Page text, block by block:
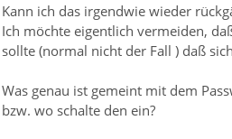
Kann ich das irgendwie wieder
Ich möchte eigentlich vermeiden,
sollte (normal nicht der Fall ) daß
Was genau ist gemeint mit dem
bzw. wo schalte den ein?